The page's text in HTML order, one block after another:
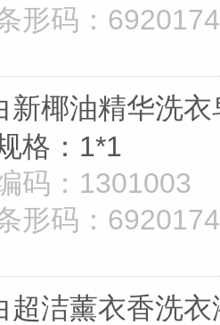
形码：
新椰油精华洗
格：1*1
码：1301003
形码：
超洁薰衣香洗